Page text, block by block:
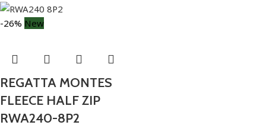
-26% New
REGATTA MONTES
FLEECE HALF ZIP
RWA240-8P2